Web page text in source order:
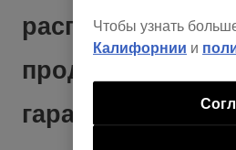
продление
гарантии
Чтобы узнать
Калифорнии и